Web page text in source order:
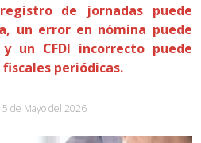
de jornadas puede
un error en nómina puede
un CFDI incorrecto puede
periódicas.
de Mayo del 2026